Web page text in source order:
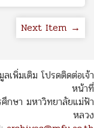
Next Item →
เพิ่มเติม โปรดติดต่อเจ้า
หน้าที่
กษา มหาวิทยาลัยแม่ฟ้า
หลวง